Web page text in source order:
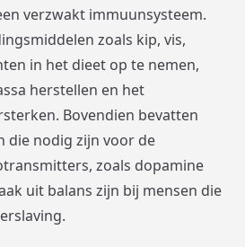
verzwakt immuunsysteem.
zoals kip, vis,
in het dieet op te nemen,
herstellen en het
Bovendien bevatten
die nodig zijn voor de
zoals dopamine
uit balans zijn bij mensen die